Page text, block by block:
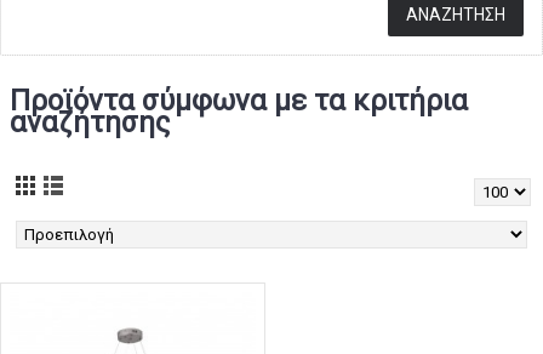
Προϊόντα σύμφωνα με τα κριτήρια
αναζήτησης